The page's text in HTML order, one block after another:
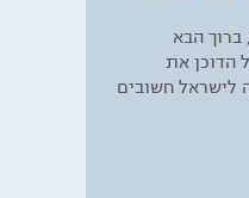
ברוך הבא
הדוכן את
לישראל חשובים